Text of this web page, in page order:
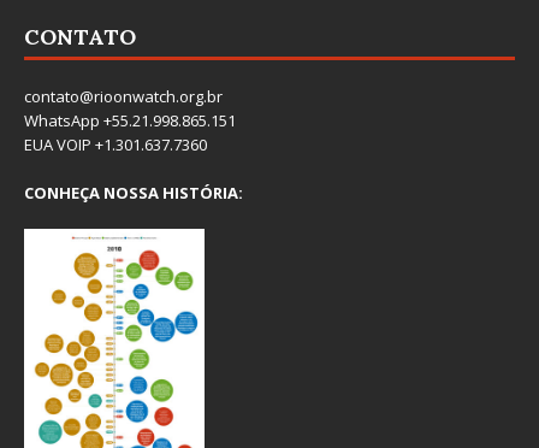
CONTATO
contato@rioonwatch.org.br
WhatsApp +55.21.998.865.151
EUA VOIP +1.301.637.7360
CONHEÇA NOSSA HISTÓRIA: